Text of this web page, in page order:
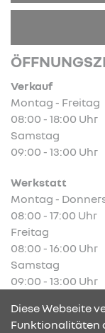
Verkauf
Montag - Freitag
08:00 - 18:00 Uhr
Samstag
09:00 - 13:00 Uhr
Werkstatt
Montag -
08:00 - 17:00 Uhr
Freitag
08:00 - 16:00 Uhr
Samstag
09:00 - 13:00 Uhr
Diese Webseite
Funktionalitäten